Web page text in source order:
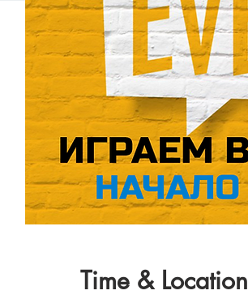
Time & Location